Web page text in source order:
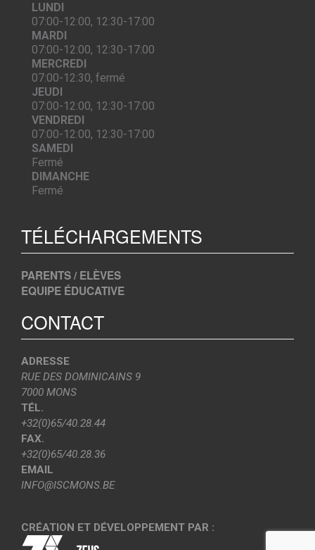
LUNDI
07:00-12:00, 12:30-17:00
MARDI
07:00-12:00, 12:30-17:00
MERCREDI
07:00-12:30, fermé
JEUDI
07:00-12:00, 12:30-17:00
VENDREDI
07:00-12:00, 12:30-17:00
SAMEDI
Fermé
DIMANCHE
Fermé
TÉLÉCHARGEMENTS
PARENTS / ELÈVES
EQUIPE ÉDUCATIVE
CONTACT
ADRESSE
RUE DES DOMINICAINS 9
7000 MONS
TÉL.
+32(0)65/40.28.44
FAX.
+32(0)65/40.28.36
EMAIL
INFO@ISCMONS.BE
CRÉATION ET DÉVELOPPEMENT PAR :